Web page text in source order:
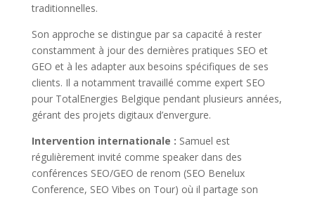
traditionnelles.
Son approche se distingue par sa capacité à rester
constamment à jour des dernières pratiques SEO et
GEO et à les adapter aux besoins spécifiques de ses
clients. Il a notamment travaillé comme expert SEO
pour TotalEnergies Belgique pendant plusieurs années,
gérant des projets digitaux d’envergure.
Intervention internationale : Samuel est
régulièrement invité comme speaker dans des
conférences SEO/GEO de renom (SEO Benelux
Conference, SEO Vibes on Tour) où il partage son